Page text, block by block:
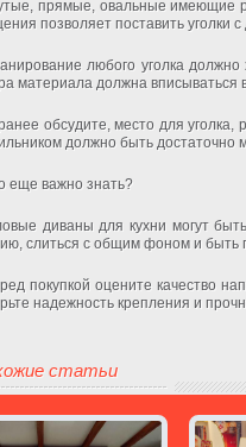
прямые, овальные имеющие
позволяет поставить уголки
любого уголка
материала должна вписываться
обсудите, место для
должно быть достаточно
еще важно знать?
диваны для кухни могут
слиться с общим фоном и быть
покупкой оцените качество
надежность крепления и
статьи